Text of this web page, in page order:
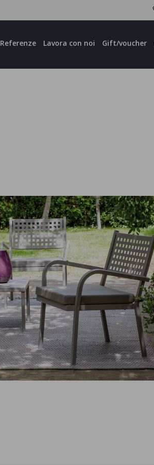
Referenze Lavora con noi Gift/voucher